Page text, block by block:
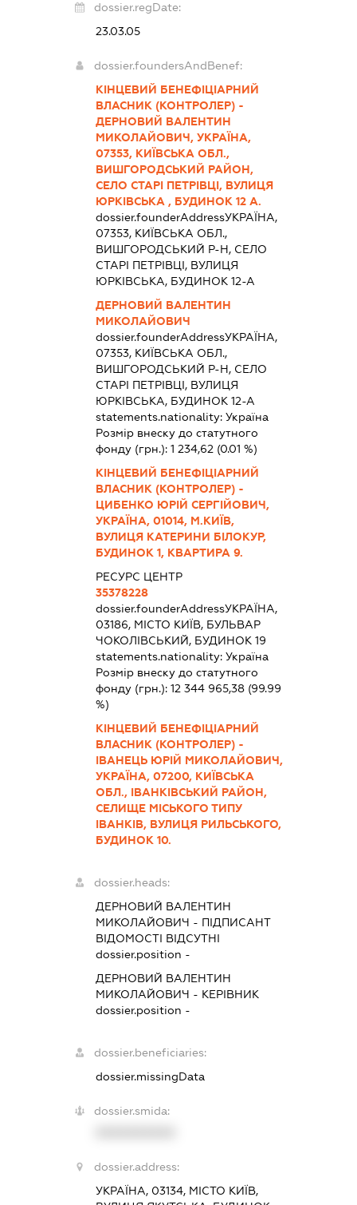
dossier.regDate:
23.03.05
dossier.foundersAndBenef:
КІНЦЕВИЙ БЕНЕФІЦІАРНИЙ
ВЛАСНИК (КОНТРОЛЕР) -
ДЕРНОВИЙ ВАЛЕНТИН
МИКОЛАЙОВИЧ, УКРАЇНА,
07353, КИЇВСЬКА ОБЛ.,
ВИШГОРОДСЬКИЙ РАЙОН,
СЕЛО СТАРІ ПЕТРІВЦІ, ВУЛИЦЯ
ЮРКІВСЬКА , БУДИНОК 12 А.
dossier.founderAddressУКРАЇНА,
07353, КИЇВСЬКА ОБЛ.,
ВИШГОРОДСЬКИЙ Р-Н, СЕЛО
СТАРІ ПЕТРІВЦІ, ВУЛИЦЯ
ЮРКІВСЬКА, БУДИНОК 12-А
ДЕРНОВИЙ ВАЛЕНТИН
МИКОЛАЙОВИЧ
dossier.founderAddressУКРАЇНА,
07353, КИЇВСЬКА ОБЛ.,
ВИШГОРОДСЬКИЙ Р-Н, СЕЛО
СТАРІ ПЕТРІВЦІ, ВУЛИЦЯ
ЮРКІВСЬКА, БУДИНОК 12-А
statements.nationality: Україна
Розмір внеску до статутного
фонду (грн.): 1 234,62(0.01 %)
КІНЦЕВИЙ БЕНЕФІЦІАРНИЙ
ВЛАСНИК (КОНТРОЛЕР) -
ЦИБЕНКО ЮРІЙ СЕРГІЙОВИЧ,
УКРАЇНА, 01014, М.КИЇВ,
ВУЛИЦЯ КАТЕРИНИ БІЛОКУР,
БУДИНОК 1, КВАРТИРА 9.
РЕСУРС ЦЕНТР
35378228
dossier.founderAddressУКРАЇНА,
03186, МІСТО КИЇВ, БУЛЬВАР
ЧОКОЛІВСЬКИЙ, БУДИНОК 19
statements.nationality: Україна
Розмір внеску до статутного
фонду (грн.): 12 344 965,38(99.99
%)
КІНЦЕВИЙ БЕНЕФІЦІАРНИЙ
ВЛАСНИК (КОНТРОЛЕР) -
ІВАНЕЦЬ ЮРІЙ МИКОЛАЙОВИЧ,
УКРАЇНА, 07200, КИЇВСЬКА
ОБЛ., ІВАНКІВСЬКИЙ РАЙОН,
СЕЛИЩЕ МІСЬКОГО ТИПУ
ІВАНКІВ, ВУЛИЦЯ РИЛЬСЬКОГО,
БУДИНОК 10.
dossier.heads:
ДЕРНОВИЙ ВАЛЕНТИН
МИКОЛАЙОВИЧ - ПІДПИСАНТ
ВІДОМОСТІ ВІДСУТНІ
dossier.position -
ДЕРНОВИЙ ВАЛЕНТИН
МИКОЛАЙОВИЧ - КЕРІВНИК
dossier.position -
dossier.beneficiaries:
dossier.missingData
dossier.smida:
dossier.address:
УКРАЇНА, 03134, МІСТО КИЇВ,